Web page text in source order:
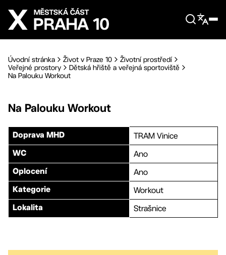
Přejít na hlavní obsah
Úvodní stránka Život v Praze 10
Životní prostředí
Veřejné prostory
Dětská hřiště a veřejná sportoviště
Na Palouku Workout
Na Palouku Workout
Doprava MHD TRAM Vinice
WC Ano
Oplocení Ano
Kategorie Workout
Lokalita Strašnice